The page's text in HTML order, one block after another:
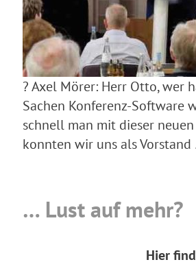
? Axel Mörer: Herr Otto, wer
Sachen Konferenz-Software
schnell man mit dieser
konnten wir uns als
… Lust auf mehr?
Hier